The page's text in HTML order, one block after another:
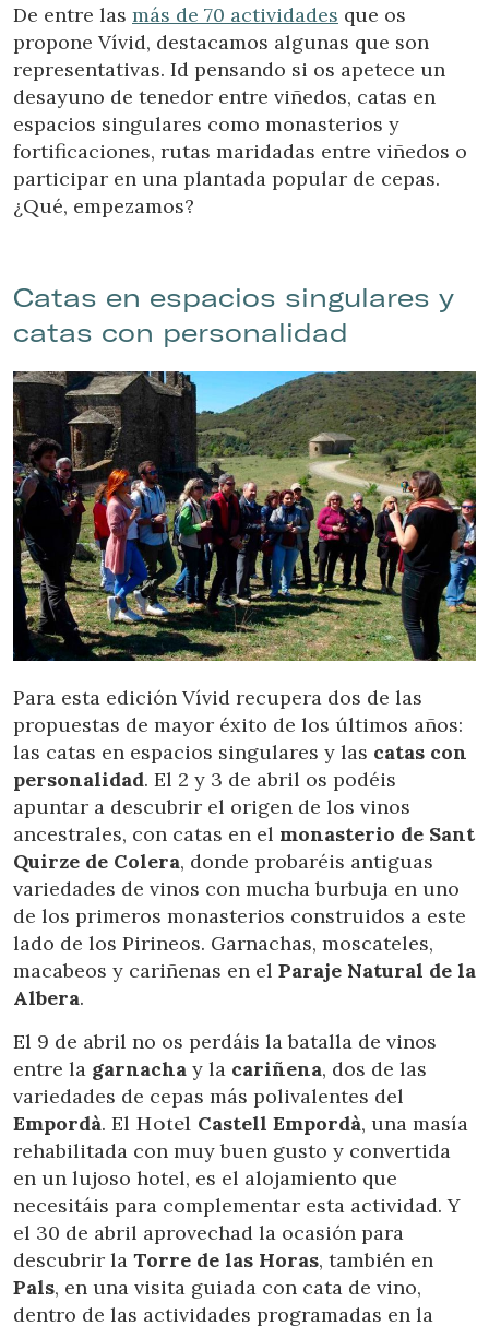
De entre las más de 70 actividades que os
propone Vívid, destacamos algunas que son
representativas. Id pensando si os apetece un
desayuno de tenedor entre viñedos, catas en
espacios singulares como monasterios y
fortificaciones, rutas maridadas entre viñedos o
participar en una plantada popular de cepas.
¿Qué, empezamos?
Catas en espacios singulares y
catas con personalidad
Para esta edición Vívid recupera dos de las
propuestas de mayor éxito de los últimos años:
las catas en espacios singulares y las catas con
personalidad. El 2 y 3 de abril os podéis
apuntar a descubrir el origen de los vinos
ancestrales, con catas en el monasterio de Sant
Quirze de Colera, donde probaréis antiguas
variedades de vinos con mucha burbuja en uno
de los primeros monasterios construidos a este
lado de los Pirineos. Garnachas, moscateles,
macabeos y cariñenas en el Paraje Natural de la
Albera.
El 9 de abril no os perdáis la batalla de vinos
entre la garnacha y la cariñena, dos de las
variedades de cepas más polivalentes del
Empordà. El Hotel Castell Empordà, una masía
rehabilitada con muy buen gusto y convertida
en un lujoso hotel, es el alojamiento que
necesitáis para complementar esta actividad. Y
el 30 de abril aprovechad la ocasión para
descubrir la Torre de las Horas, también en
Pals, en una visita guiada con cata de vino,
dentro de las actividades programadas en la
Modifier les cookies
Technique et Fonctionnel
Toujours actif
Ce site Web utilise ses propres cookies pour collecter des
informations afin d'améliorer nos services. Si vous